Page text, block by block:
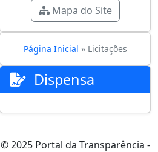
Mapa do Site
Página Inicial » Licitações
Dispensa
© 2025 Portal da Transparência -